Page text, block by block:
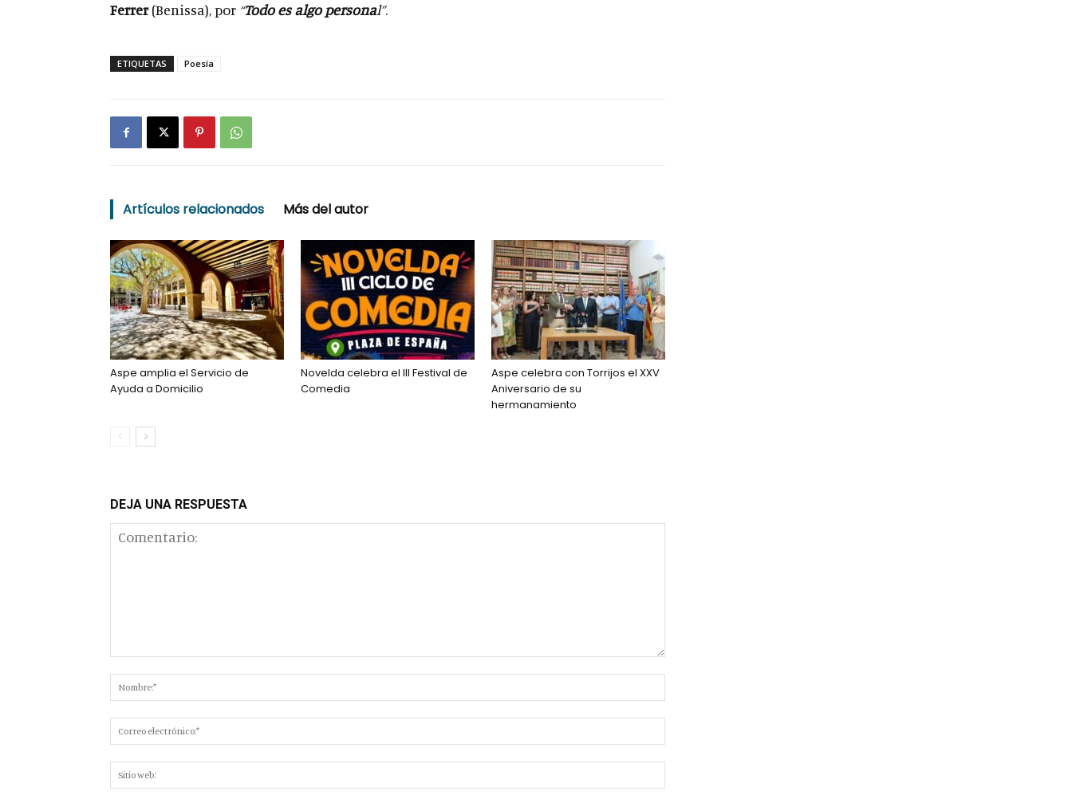
Ferrer(Benissa), por “Todo es algo personal”.
ETIQUETAS Poesía
Artículos relacionados Más del autor
Aspe amplia el Servicio de
Ayuda a Domicilio
Novelda celebra el III Festival de
Comedia
Aspe celebra con Torrijos el XXV
Aniversario de su
hermanamiento
DEJA UNA RESPUESTA